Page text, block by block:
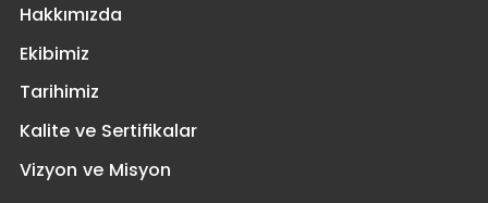
Hakkımızda
Ekibimiz
Tarihimiz
Kalite ve Sertifikalar
Vizyon ve Misyon